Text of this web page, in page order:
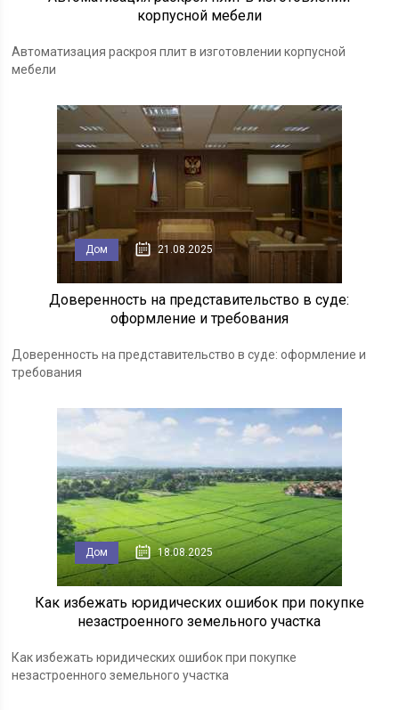
корпусной мебели
Автоматизация раскроя плит в изготовлении корпусной
мебели
Дом 21.08.2025
Доверенность на представительство в суде:
оформление и требования
Доверенность на представительство в суде: оформление и
требования
Дом 18.08.2025
Как избежать юридических ошибок при покупке
незастроенного земельного участка
Как избежать юридических ошибок при покупке
незастроенного земельного участка